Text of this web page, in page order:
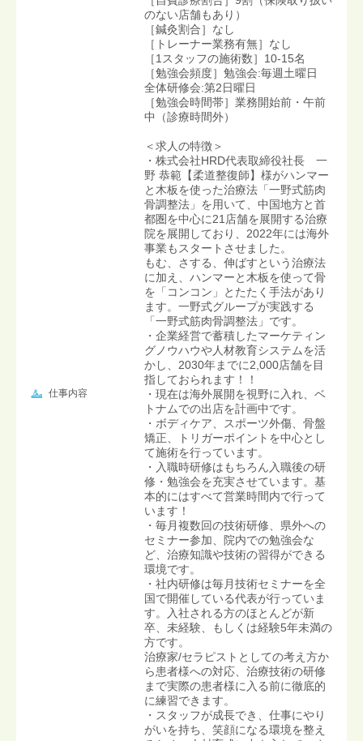
仕事内容
のない店舗もあり）
［鍼灸割合］なし
［トレーナー業務有無］なし
［1スタッフの施術数］10-15名
［勉強会頻度］勉強会:毎週土曜日
全体研修会:第2日曜日
［勉強会時間帯］業務開始前・午前
中（診療時間外）
＜求人の特徴＞
・株式会社HRD代表取締役社長 一
野 恭範【柔道整復師】様がハンマー
と木板を使った治療法「一野式筋肉
骨調整法」を用いて、中国地方と首
都圏を中心に21店舗を展開する治療
院を展開しており、2022年には海外
事業もスタートさせました。
もむ、さする、伸ばすという治療法
に加え、ハンマーと木板を使って骨
を「コンコン」とたたく手法があり
ます。一野式グループが実践する
「一野式筋肉骨調整法」です。
・企業経営で蓄積したマーケティン
グノウハウや人材教育システムを活
かし、2030年までに2,000店舗を目
指しておられます！！
・現在は海外展開を視野に入れ、ベ
トナムでの出店を計画中です。
・ボディケア、スポーツ外傷、骨盤
矯正、トリガーポイントを中心とし
て施術を行っています。
・入職時研修はもちろん入職後の研
修・勉強会を充実させています。基
本的にはすべて営業時間内で行って
います！
・毎月複数回の技術研修、県外への
セミナー参加、院内での勉強会な
ど、治療知識や技術の習得ができる
環境です。
・社内研修は毎月技術セミナーを全
国で開催している代表が行っていま
す。入社される方のほとんどが新
卒、未経験、もしくは経験5年未満の
方です。
治療家/セラピストとしての考え方か
ら患者様への対応、治療技術の研修
まで実際の患者様に入る前に徹底的
に練習できます。
・スタッフが成長でき、仕事にやり
がいを持ち、笑顔になる環境を整え